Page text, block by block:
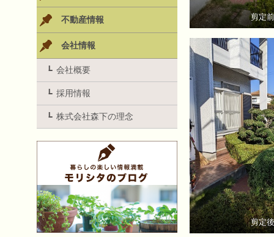
剪定
剪定
不動産情報
会社情報
会社概要
採用情報
株式会社森下の理念